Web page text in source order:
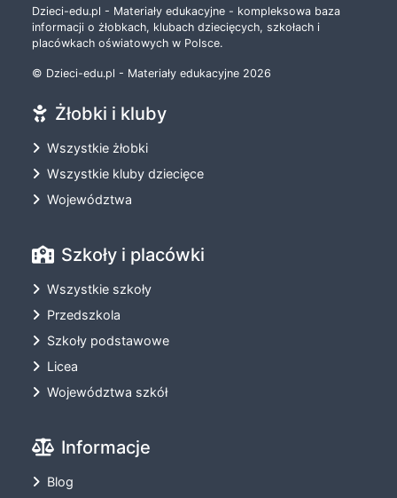
Dzieci-edu.pl - Materiały edukacyjne - kompleksowa baza
informacji o żłobkach, klubach dziecięcych, szkołach i
placówkach oświatowych w Polsce.
© Dzieci-edu.pl - Materiały edukacyjne 2026
Żłobki i kluby
Wszystkie żłobki
Wszystkie kluby dziecięce
Województwa
Szkoły i placówki
Wszystkie szkoły
Przedszkola
Szkoły podstawowe
Licea
Województwa szkół
Informacje
Blog